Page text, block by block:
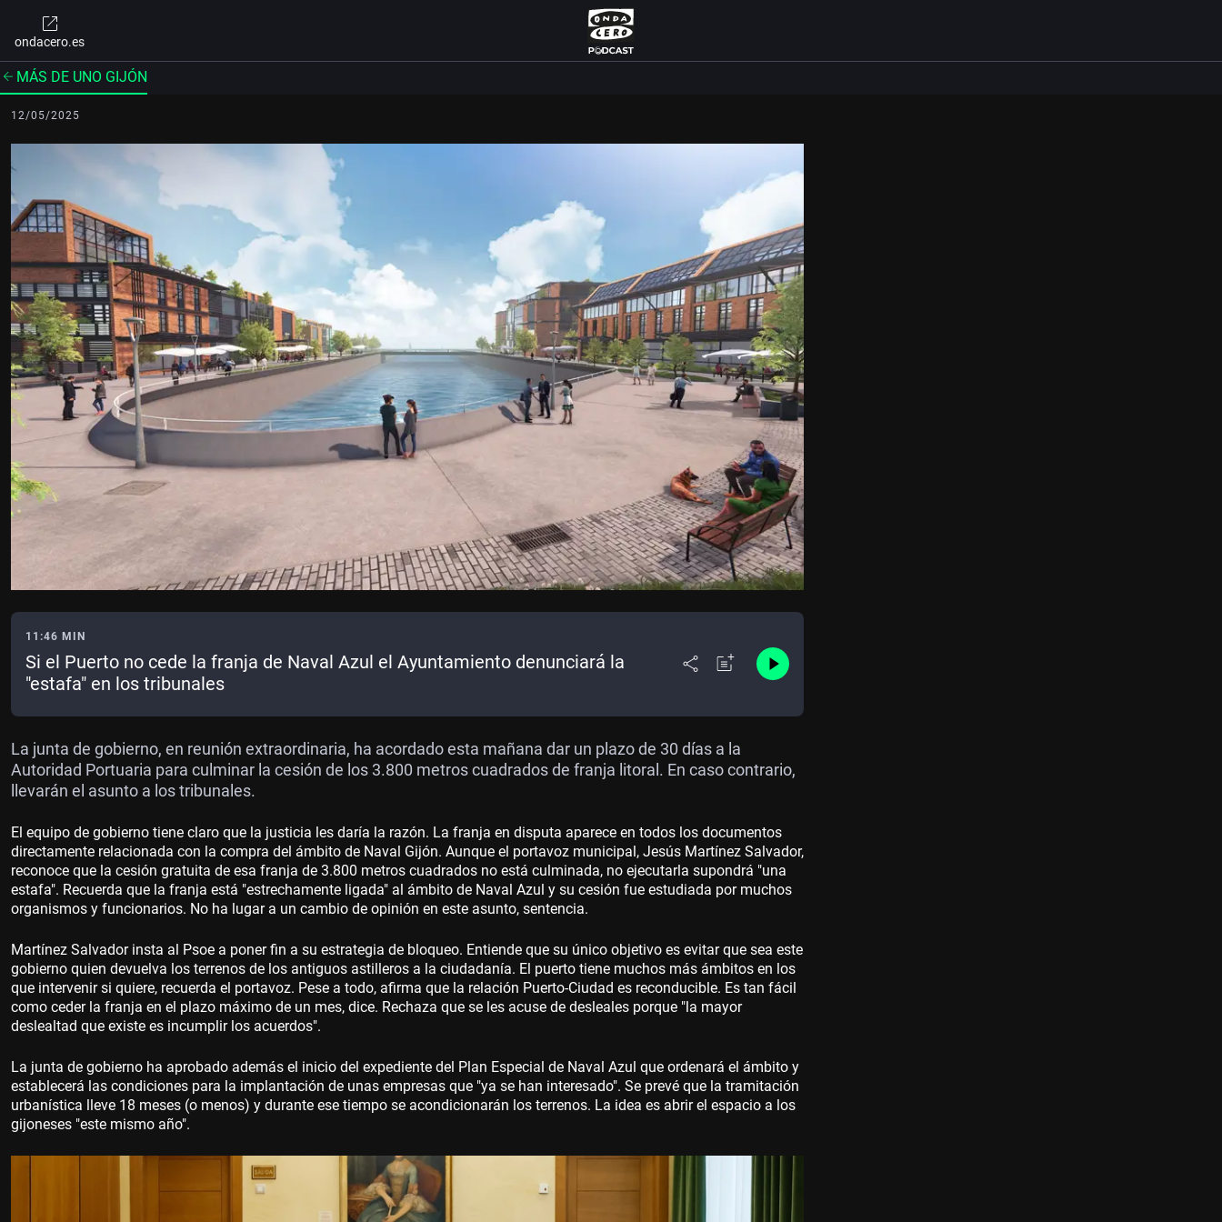
ondacero.es
MÁS DE UNO GIJÓN
12/05/2025
11:46 MIN
Si el Puerto no cede la franja de Naval Azul el Ayuntamiento denunciará la
"estafa" en los tribunales
La junta de gobierno, en reunión extraordinaria, ha acordado esta mañana dar un plazo de 30 días a la
Autoridad Portuaria para culminar la cesión de los 3.800 metros cuadrados de franja litoral. En caso contrario,
llevarán el asunto a los tribunales.
El equipo de gobierno tiene claro que la justicia les daría la razón. La franja en disputa aparece en todos los documentos
directamente relacionada con la compra del ámbito de Naval Gijón. Aunque el portavoz municipal, Jesús Martínez Salvador,
reconoce que la cesión gratuita de esa franja de 3.800 metros cuadrados no está culminada, no ejecutarla supondrá "una
estafa". Recuerda que la franja está "estrechamente ligada" al ámbito de Naval Azul y su cesión fue estudiada por muchos
organismos y funcionarios. No ha lugar a un cambio de opinión en este asunto, sentencia.
Martínez Salvador insta al Psoe a poner fin a su estrategia de bloqueo. Entiende que su único objetivo es evitar que sea este
gobierno quien devuelva los terrenos de los antiguos astilleros a la ciudadanía. El puerto tiene muchos más ámbitos en los
que intervenir si quiere, recuerda el portavoz. Pese a todo, afirma que la relación Puerto-Ciudad es reconducible. Es tan fácil
como ceder la franja en el plazo máximo de un mes, dice. Rechaza que se les acuse de desleales porque "la mayor
deslealtad que existe es incumplir los acuerdos".
La junta de gobierno ha aprobado además el inicio del expediente del Plan Especial de Naval Azul que ordenará el ámbito y
establecerá las condiciones para la implantación de unas empresas que "ya se han interesado". Se prevé que la tramitación
urbanística lleve 18 meses (o menos) y durante ese tiempo se acondicionarán los terrenos. La idea es abrir el espacio a los
gijoneses "este mismo año".